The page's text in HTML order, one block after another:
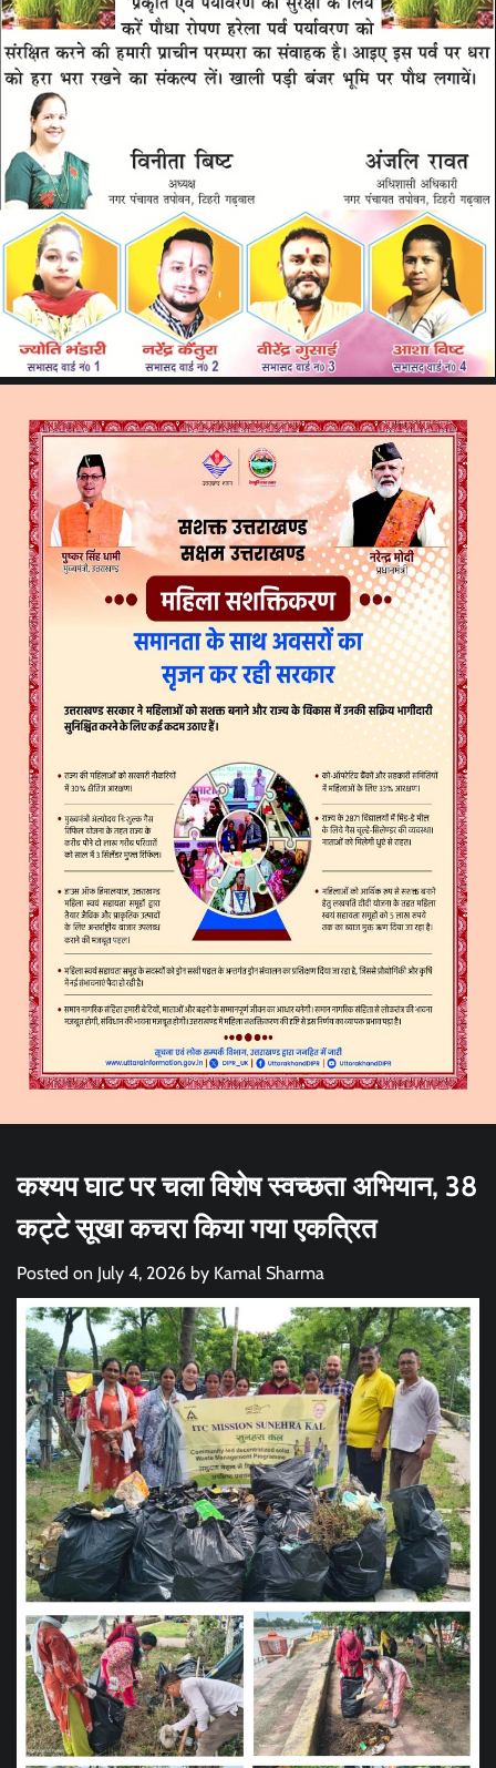
कश्यप घाट पर चला विशेष स्वच्छता अभियान, 38
कट्टे सूखा कचरा किया गया एकत्रित
Posted on July 4, 2026 by Kamal Sharma